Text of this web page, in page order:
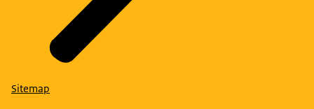
Sitemap